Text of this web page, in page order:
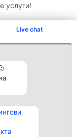
Live chat
услуги!